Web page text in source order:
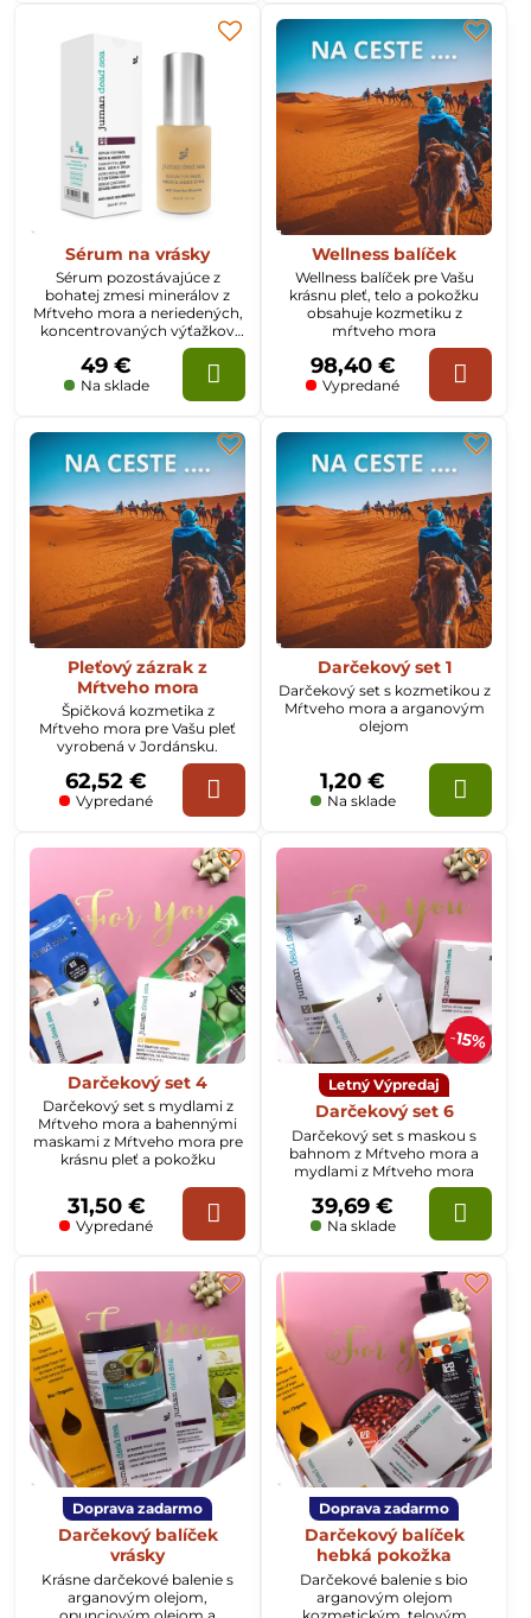
Sérum na vrásky
Sérum pozostávajúce z
bohatej zmesi minerálov z
Mŕtveho mora a neriedených,
koncentrovaných výťažkov
arganového, mandľového,
hroznového, jojobového,
olivového oleja, levandule a
Na sklade
49 €
Wellness balíček
Wellness balíček pre Vašu
krásnu pleť, telo a pokožku
obsahuje kozmetiku z
mŕtveho mora
Vypredané
98,40 €
Pleťový zázrak z
Mŕtveho mora
Špičková kozmetika z
Mŕtveho mora pre Vašu pleť
vyrobená v Jordánsku.
Vypredané
62,52 €
Darčekový set 1
Darčekový set s kozmetikou z
Mŕtveho mora a arganovým
olejom
Na sklade
1,20 €
Darčekový set 4
Darčekový set s mydlami z
Mŕtveho mora a bahennými
maskami z Mŕtveho mora pre
krásnu pleť a pokožku
Vypredané
31,50 €
15%
Letný Výpredaj
Darčekový set 6
Darčekový set s maskou s
bahnom z Mŕtveho mora a
mydlami z Mŕtveho mora
Na sklade
39,69 €
Doprava zadarmo
Darčekový balíček
vrásky
Krásne darčekové balenie s
arganovým olejom,
Doprava zadarmo
Darčekový balíček
hebká pokožka
Darčekové balenie s bio
arganovým olejom